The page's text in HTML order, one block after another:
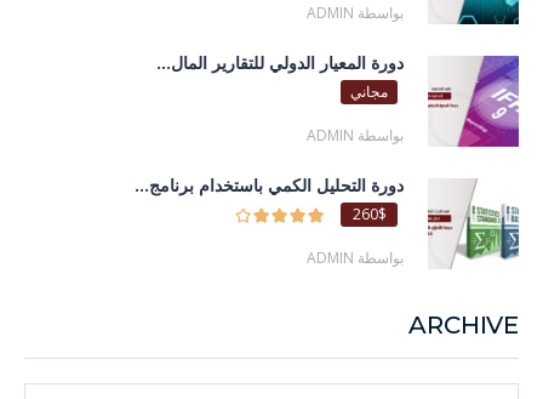
بواسطة ADMIN
دورة المعيار الدولي للتقارير المال...
مجاني
بواسطة ADMIN
دورة التحليل الكمي باستخدام برنامج...
260$
بواسطة ADMIN
ARCHIVE